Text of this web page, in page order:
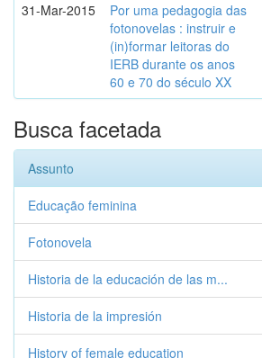
31-Mar-2015
Por uma pedagogia das
fotonovelas : instruir e
(in)formar leitoras do
IERB durante os anos
60 e 70 do século XX
Busca facetada
Assunto
Educação feminina
Fotonovela
Historia de la educación de las m...
Historia de la impresión
History of female education